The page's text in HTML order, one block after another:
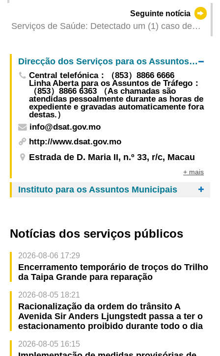
Universidades Digitais na Ásia do Times Higher
Seguinte notícia
Serviços de Saúde: Detectado um (1) caso de
Direcção dos Serviços para os Assuntos de Tráfego
Central telefónica：（853）8866 6666
Linha Aberta para os Assuntos de Tráfego：
（853）8866 6363 （As chamadas são
atendidas pessoalmente durante as horas de
expediente e gravadas automaticamente fora
destas.）
info@dsat.gov.mo
http://www.dsat.gov.mo
Estrada de D. Maria II, n.º 33, r/c, Macau
+ mais
Instituto para os Assuntos Municipais
Notícias dos serviços públicos
2026-08-06 17:29
Encerramento temporário de troços do Trilho
da Taipa Grande para reparação
2026-08-05 18:21
Racionalização da ordem do trânsito A
Avenida Sir Anders Ljungstedt passa a ter o
estacionamento proibido durante todo o dia
2026-08-05 16:15